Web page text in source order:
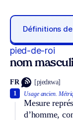
Définitions de
pied-de-roi
nom
FR [pjedʀwa]
Usage ancien.
Mesure
d’homme,
1